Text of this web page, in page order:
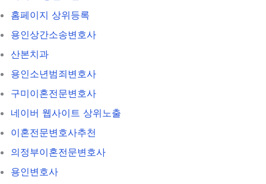
홈페이지 상위등록
용인상간소송변호사
산본치과
용인소년범죄변호사
구미이혼전문변호사
네이버 웹사이트 상위노출
이혼전문변호사추천
의정부이혼전문변호사
용인변호사